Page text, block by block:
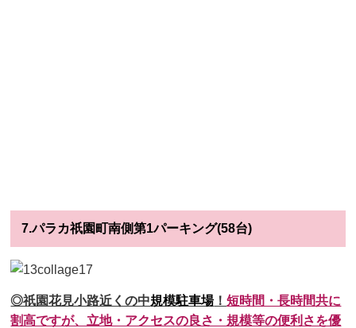
7.パラカ祇園町南側第1パーキング(58台)
◎祇園花見小路近くの中規模駐車場！短時間・長時間共に
割高ですが、立地・アクセスの良さ・規模等の便利さを優